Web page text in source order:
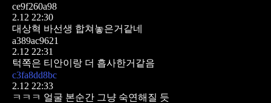
ce9f260a98
2.12 22:30
대상혁 바선생 합쳐놓은거같네
a389ac9621
2.12 22:31
턱쪽은 티안이랑 더 흡사한거같음
c3fa8dd8bc
2.12 22:33
ㅋㅋㅋ 얼굴 본순간 그냥 숙연해질 듯